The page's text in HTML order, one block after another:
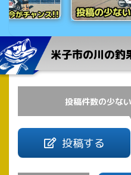
米子市の川の釣
投稿件数の少な
投稿する